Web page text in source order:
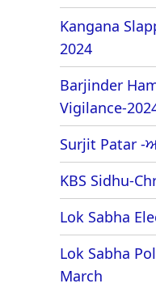
Kangana
2024
Barjinder
Vigilance-
Surjit Patar -
KBS Sidhu-
Lok Sabha
Lok Sabha
March